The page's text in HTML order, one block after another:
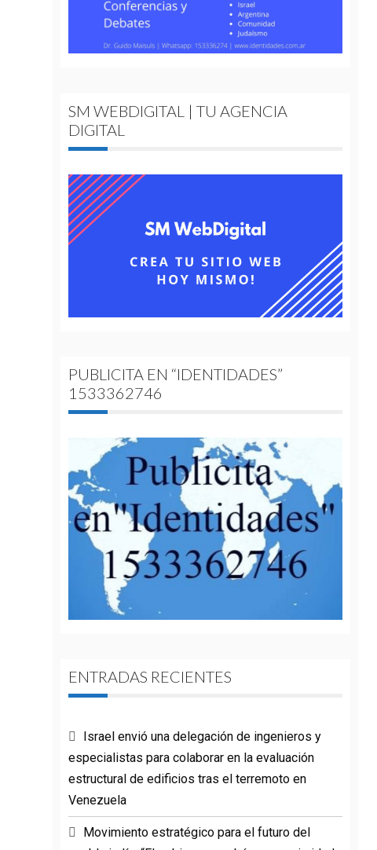
SM WEBDIGITAL | TU AGENCIA
DIGITAL
PUBLICITA EN “IDENTIDADES”
1533362746
ENTRADAS RECIENTES
Israel envió una delegación de ingenieros y
especialistas para colaborar en la evaluación
estructural de edificios tras el terremoto en
Venezuela
Movimiento estratégico para el futuro del